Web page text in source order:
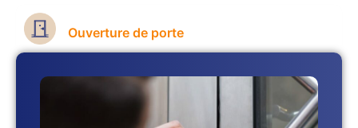
Ouverture de porte